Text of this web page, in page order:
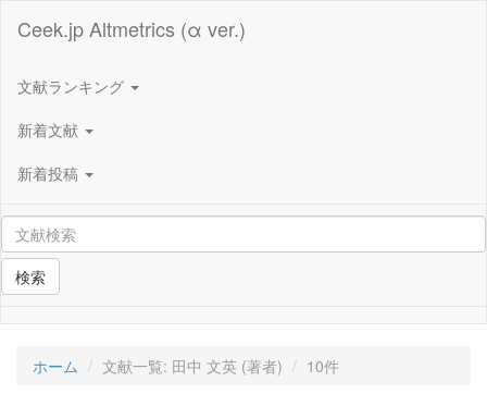
Ceek.jp Altmetrics (α ver.)
文献ランキング
新着文献
新着投稿
検索
ホーム 文献一覧: 田中 文英 (著者) 10件